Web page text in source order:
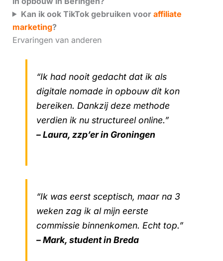
Kan ik ook TikTok gebruiken voor affiliate
marketing?
Ervaringen van anderen
“Ik had nooit gedacht dat ik als
digitale nomade in opbouw dit kon
bereiken. Dankzij deze methode
verdien ik nu structureel online.”
– Laura, zzp’er in Groningen
“Ik was eerst sceptisch, maar na 3
weken zag ik al mijn eerste
commissie binnenkomen. Echt top.”
– Mark, student in Breda